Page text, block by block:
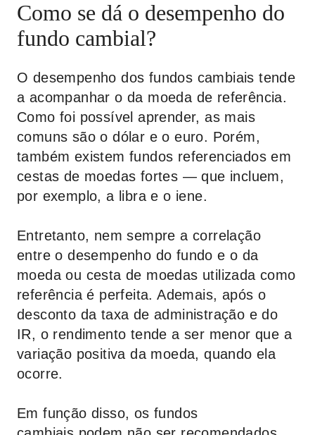
Como se dá o desempenho do
fundo cambial?
O desempenho dos fundos cambiais tende
a acompanhar o da moeda de referência.
Como foi possível aprender, as mais
comuns são o dólar e o euro. Porém,
também existem fundos referenciados em
cestas de moedas fortes — que incluem,
por exemplo, a libra e o iene.
Entretanto, nem sempre a correlação
entre o desempenho do fundo e o da
moeda ou cesta de moedas utilizada como
referência é perfeita. Ademais, após o
desconto da taxa de administração e do
IR, o rendimento tende a ser menor que a
variação positiva da moeda, quando ela
ocorre.
Em função disso, os fundos